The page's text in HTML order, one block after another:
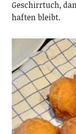
Geschirrtuch,
haften bleibt.